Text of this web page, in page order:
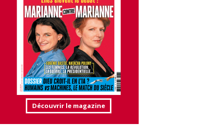
Découvrir le magazine